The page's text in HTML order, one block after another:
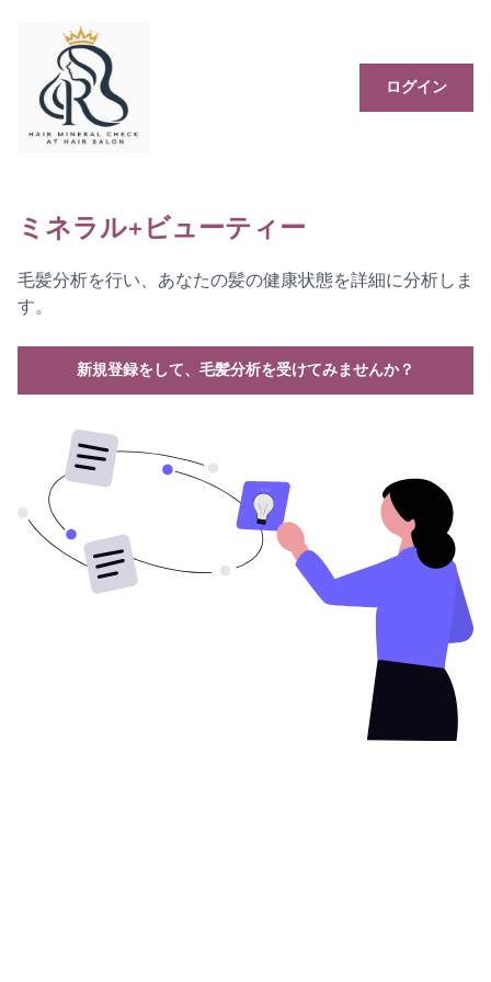
ログイン
ミネラル+ビューティー
毛髪分析を行い、あなたの髪の健康状態を詳細に分析しま
す。
新規登録をして、毛髪分析を受けてみませんか？